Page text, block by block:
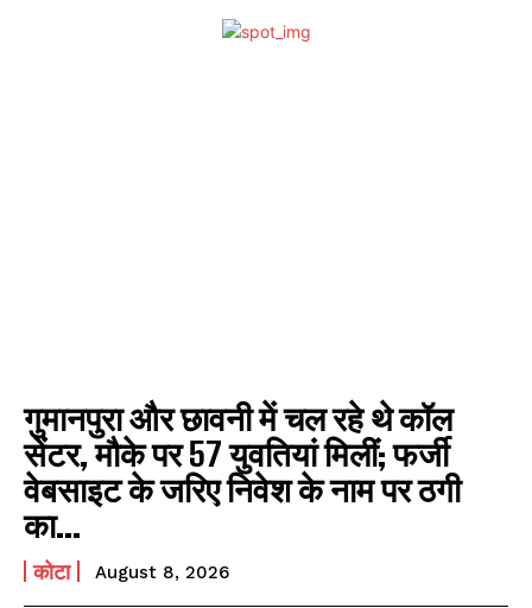
गुमानपुरा और छावनी में चल रहे थे कॉल
सेंटर, मौके पर 57 युवतियां मिलीं; फर्जी
वेबसाइट के जरिए निवेश के नाम पर ठगी
का...
कोटा August 8, 2026